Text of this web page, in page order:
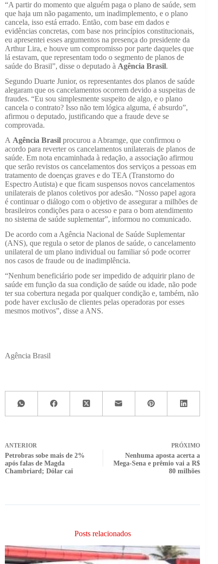
“A partir do momento que alguém paga o plano de saúde, sem
que haja um não pagamento, um inadimplemento, e o plano
cancela, isso está errado. Então, com base em dados e
evidências concretas, com base nos princípios constitucionais,
eu apresentei esses argumentos na presença do presidente da
Arthur Lira, e houve um compromisso por parte daqueles que
lá estavam, que representam todo o segmento de planos de
saúde do Brasil”, disse o deputado à Agência Brasil.
Segundo Duarte Junior, os representantes dos planos de saúde
alegaram que os cancelamentos ocorrem devido a suspeitas de
fraudes. “Eu sou simplesmente suspeito de algo, e o plano
cancela o contrato? Isso não tem lógica alguma, é absurdo”,
afirmou o deputado, justificando que a fraude deve se
comprovada.
A Agência Brasil procurou a Abramge, que confirmou o
acordo para reverter os cancelamentos unilaterais de planos de
saúde. Em nota encaminhada à redação, a associação afirmou
que serão revistos os cancelamentos dos serviços a pessoas em
tratamento de doenças graves e do TEA (Transtorno do
Espectro Autista) e que ficam suspensos novos cancelamentos
unilaterais de planos coletivos por adesão. “Nosso papel agora
é continuar o diálogo com o objetivo de assegurar a milhões de
brasileiros condições para o acesso e para o bom atendimento
no sistema de saúde suplementar”, informou no comunicado.
De acordo com a Agência Nacional de Saúde Suplementar
(ANS), que regula o setor de planos de saúde, o cancelamento
unilateral de um plano individual ou familiar só pode ocorrer
nos casos de fraude ou de inadimplência.
“Nenhum beneficiário pode ser impedido de adquirir plano de
saúde em função da sua condição de saúde ou idade, não pode
ter sua cobertura negada por qualquer condição e, também, não
pode haver exclusão de clientes pelas operadoras por esses
mesmos motivos”, disse a ANS.
Agência Brasil
ANTERIOR
Petrobras sobe mais de 2%
após falas de Magda
Chambriard; Dólar cai
PRÓXIMO
Nenhuma aposta acerta a
Mega-Sena e prêmio vai a R$
80 milhões
Posts relacionados